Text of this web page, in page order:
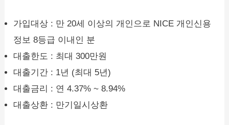
가입대상 : 만 20세 이상의 개인으로 NICE 개인신용
정보 8등급 이내인 분
대출한도 : 최대 300만원
대출기간 : 1년 (최대 5년)
대출금리 : 연 4.37% ~ 8.94%
대출상환 : 만기일시상환